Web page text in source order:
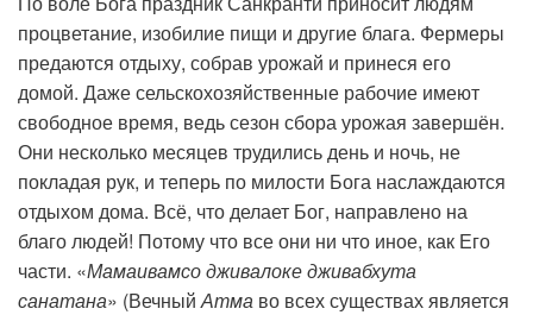
процветание, изобилие пищи и другие блага. Фермеры
предаются отдыху, собрав урожай и принеся его
домой. Даже сельскохозяйственные рабочие имеют
свободное время, ведь сезон сбора урожая завершён.
Они несколько месяцев трудились день и ночь, не
покладая рук, и теперь по милости Бога наслаждаются
отдыхом дома. Всё, что делает Бог, направлено на
благо людей! Потому что все они ни что иное, как Его
части. «Мамаивамсо дживалоке дживабхута
санатана» (ВечныйАтма во всех существах является